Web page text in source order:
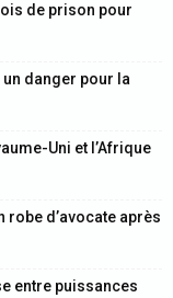
de prison pour
un danger pour la
Uni et l’Afrique
robe d’avocate après
entre puissances